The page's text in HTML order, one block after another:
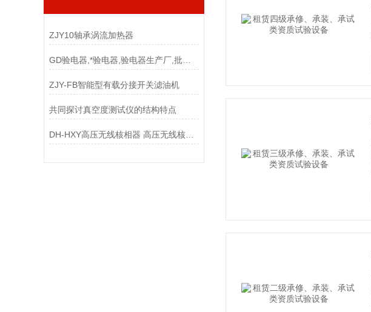
ZJY10轴承涡流加热器
GD验电器,*验电器,验电器生产厂,批发验电器
ZJY-FB智能型有载分接开关滤油机
共同探讨真空度测试仪的结构特点
DH-HXY高压无线核相器 高压无线核相仪*